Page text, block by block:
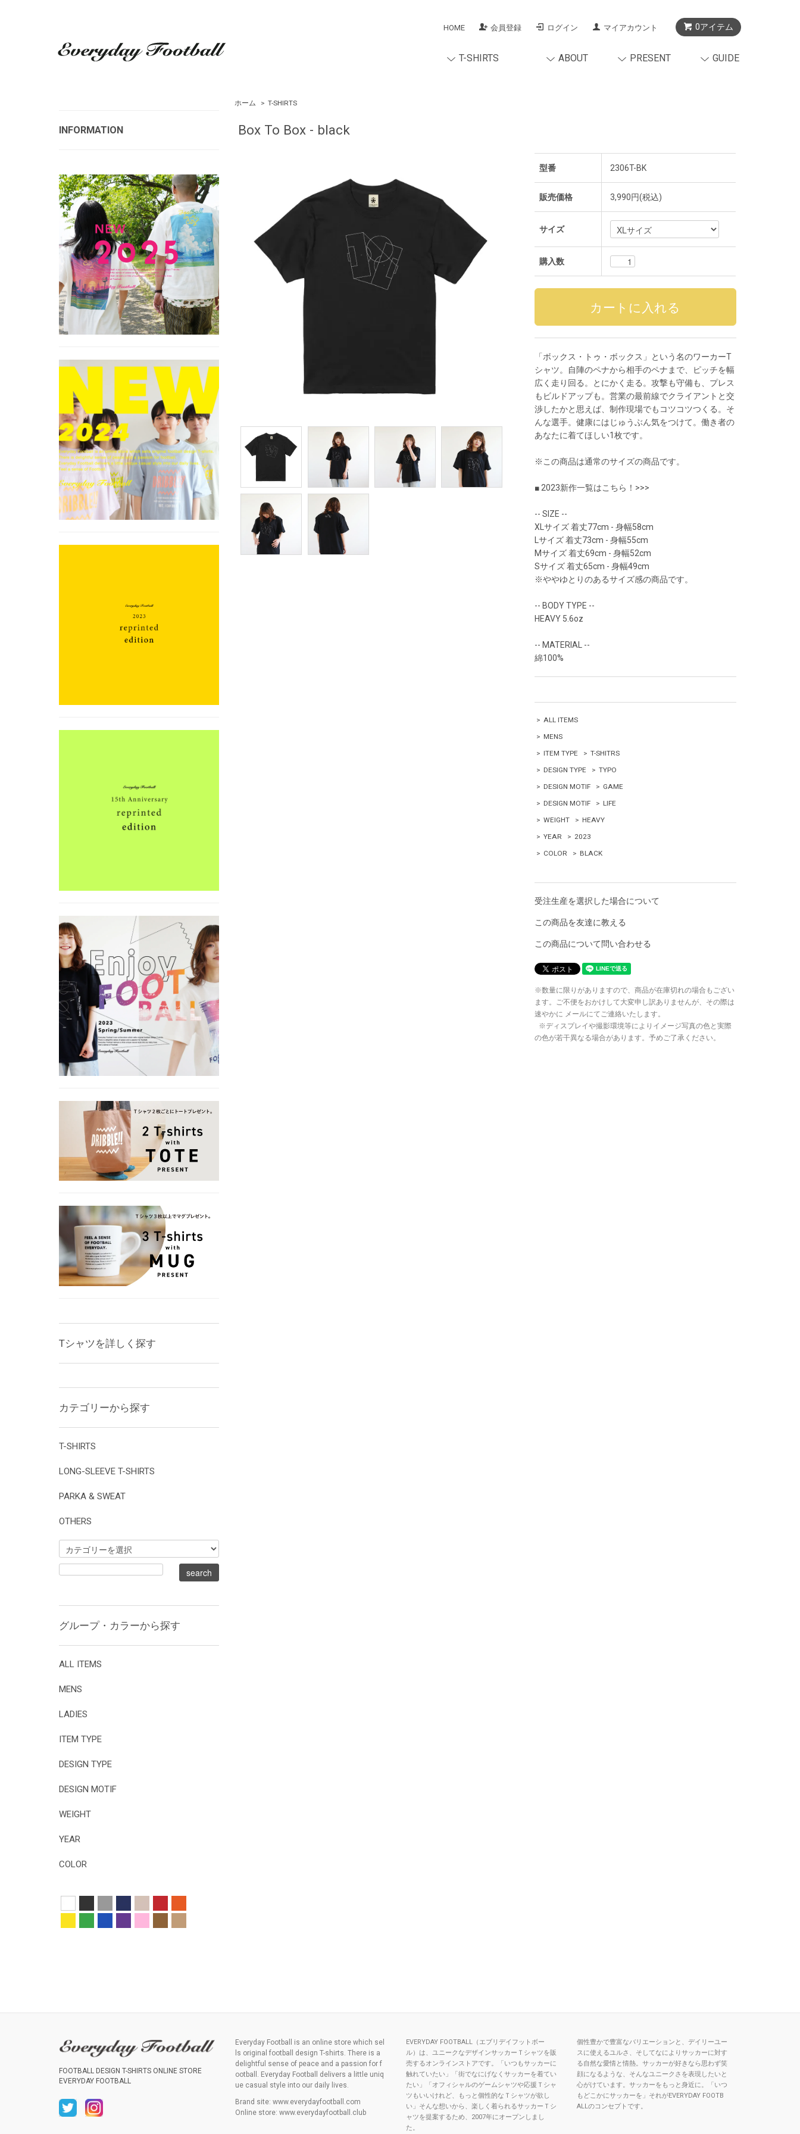
0アイテム
HOME 会員登録 ログイン マイアカウント
T-SHIRTS ABOUT PRESENT GUIDE
ホーム > T-SHIRTS
Box To Box - black
型番 2306T-BK
販売価格 3,990円(税込)
サイズ
購入数
「ボックス・トゥ・ボックス」という名のワーカーT
シャツ。自陣のペナから相手のペナまで、ピッチを幅
広く走り回る。とにかく走る。攻撃も守備も、プレス
もビルドアップも。営業の最前線でクライアントと交
渉したかと思えば、制作現場でもコツコツつくる。そ
んな選手。健康にはじゅうぶん気をつけて。働き者の
あなたに着てほしい1枚です。
※この商品は通常のサイズの商品です。
■ 2023新作一覧はこちら！>>>
-- SIZE --
XLサイズ 着丈77cm - 身幅58cm
Lサイズ 着丈73cm - 身幅55cm
Mサイズ 着丈69cm - 身幅52cm
Sサイズ 着丈65cm - 身幅49cm
※ややゆとりのあるサイズ感の商品です。
-- BODY TYPE --
HEAVY 5.6oz
-- MATERIAL --
綿100%
> ALL ITEMS
> MENS
> ITEM TYPE > T-SHITRS
> DESIGN TYPE > TYPO
> DESIGN MOTIF > GAME
> DESIGN MOTIF > LIFE
> WEIGHT > HEAVY
> YEAR > 2023
> COLOR > BLACK
受注生産を選択した場合について
この商品を友達に教える
この商品について問い合わせる
※数量に限りがありますので、商品が在庫切れの場合もござい
ます。ご不便をおかけして大変申し訳ありませんが、その際は
速やかに メールにてご連絡いたします。
※ディスプレイや撮影環境等によりイメージ写真の色と実際
の色が若干異なる場合があります。予めご了承ください。
INFORMATION
Tシャツを詳しく探す
カテゴリーから探す
T-SHIRTS
LONG-SLEEVE T-SHIRTS
PARKA & SWEAT
OTHERS
グループ・カラーから探す
ALL ITEMS
MENS
LADIES
ITEM TYPE
DESIGN TYPE
DESIGN MOTIF
WEIGHT
YEAR
COLOR
FOOTBALL DESIGN T-SHIRTS ONLINE STORE
EVERYDAY FOOTBALL
Everyday Football is an online store which sel
ls original football design T-shirts. There is a
delightful sense of peace and a passion for f
ootball. Everyday Football delivers a little uniq
ue casual style into our daily lives.
Brand site: www.everydayfootball.com
Online store: www.everydayfootball.club
EVERYDAY FOOTBALL（エブリデイフットボー
ル）は、ユニークなデザインサッカーＴシャツを販
売するオンラインストアです。「いつもサッカーに
触れていたい」「街でなにげなくサッカーを着てい
たい」「オフィシャルのゲームシャツや応援Ｔシャ
ツもいいけれど、もっと個性的なＴシャツが欲し
い」そんな想いから、楽しく着られるサッカーＴシ
ャツを提案するため、2007年にオープンしまし
た。
個性豊かで豊富なバリエーションと、デイリーユー
スに使えるユルさ、そしてなによりサッカーに対す
る自然な愛情と情熱。サッカーが好きなら思わず笑
顔になるような、そんなユニークさを表現したいと
心がけています。サッカーをもっと身近に。「いつ
もどこかにサッカーを」それがEVERYDAY FOOTB
ALLのコンセプトです。